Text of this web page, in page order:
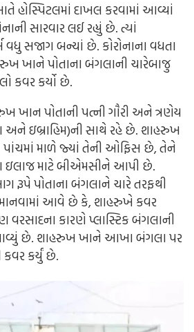
હોસ્પિટલમાં દાખલ કરવામાં આવ્યાં
સારવાર લઈ રહ્યું છે. ત્યાં
વધુ સજાગ બન્યાં છે. કોરોનાના વધતા
ખાને પોતાના બંગલાની ચારેબાજુ
કવર કર્યો છે.
ખાન પોતાની પત્ની ગૌરી અને ત્રણેય
ઇબ્રાહિમ)ની સાથે રહે છે. શાહરુખ
પાંચમાં માળે જ્યાં તેની ઓફિસ છે, તેને
ઇલાજ માટે બીએમસીને આપી છે.
રૂપે પોતાના બંગલાને ચારે તરફથી
આવે છે કે, શાહરુખે કવર
વરસાદના કારણે પ્લાસ્ટિક બંગલાની
છે. શાહરુખ ખાને આખા બંગલા પર
કવર કર્યું છે.